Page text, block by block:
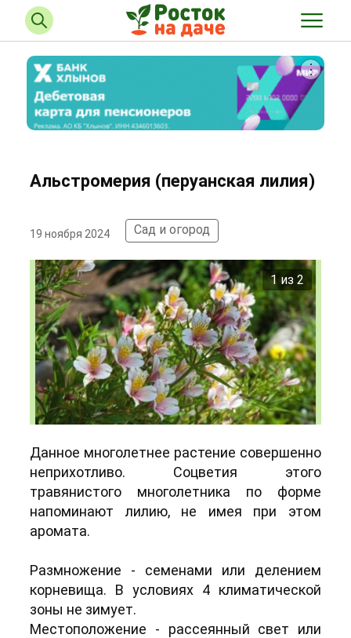
Альстромерия (перуанская лилия)
19 ноября 2024 Сад и огород
2 из 2
Фото family/sad-i-ogorod dacha-and-garden
Данное многолетнее растение совершенно
неприхотливо. Соцветия этого
травянистого многолетника по форме
напоминают лилию, не имея при этом
аромата.
Размножение - семенами или делением
корневища. В условиях 4 климатической
зоны не зимует.
Местоположение - рассеянный свет или